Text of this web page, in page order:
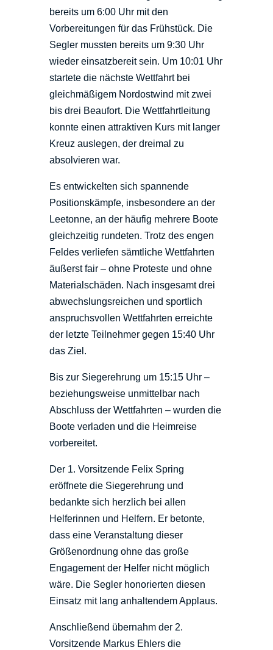
bereits um 6:00 Uhr mit den
Vorbereitungen für das Frühstück. Die
Segler mussten bereits um 9:30 Uhr
wieder einsatzbereit sein. Um 10:01 Uhr
startete die nächste Wettfahrt bei
gleichmäßigem Nordostwind mit zwei
bis drei Beaufort. Die Wettfahrtleitung
konnte einen attraktiven Kurs mit langer
Kreuz auslegen, der dreimal zu
absolvieren war.
Es entwickelten sich spannende
Positionskämpfe, insbesondere an der
Leetonne, an der häufig mehrere Boote
gleichzeitig rundeten. Trotz des engen
Feldes verliefen sämtliche Wettfahrten
äußerst fair – ohne Proteste und ohne
Materialschäden. Nach insgesamt drei
abwechslungsreichen und sportlich
anspruchsvollen Wettfahrten erreichte
der letzte Teilnehmer gegen 15:40 Uhr
das Ziel.
Bis zur Siegerehrung um 15:15 Uhr –
beziehungsweise unmittelbar nach
Abschluss der Wettfahrten – wurden die
Boote verladen und die Heimreise
vorbereitet.
Der 1. Vorsitzende Felix Spring
eröffnete die Siegerehrung und
bedankte sich herzlich bei allen
Helferinnen und Helfern. Er betonte,
dass eine Veranstaltung dieser
Größenordnung ohne das große
Engagement der Helfer nicht möglich
wäre. Die Segler honorierten diesen
Einsatz mit lang anhaltendem Applaus.
Anschließend übernahm der 2.
Vorsitzende Markus Ehlers die